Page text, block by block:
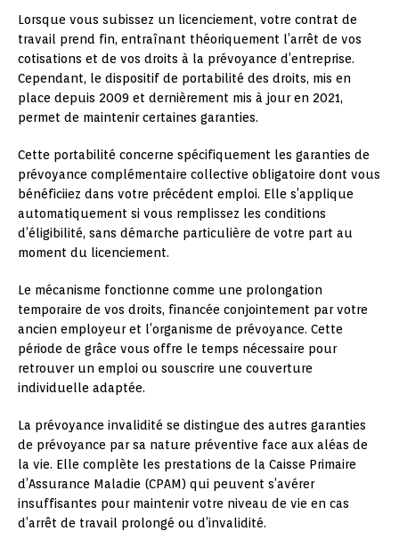
Lorsque vous subissez un licenciement, votre contrat de
travail prend fin, entraînant théoriquement l’arrêt de vos
cotisations et de vos droits à la prévoyance d’entreprise.
Cependant, le dispositif de portabilité des droits, mis en
place depuis 2009 et dernièrement mis à jour en 2021,
permet de maintenir certaines garanties.
Cette portabilité concerne spécifiquement les garanties de
prévoyance complémentaire collective obligatoire dont vous
bénéficiiez dans votre précédent emploi. Elle s’applique
automatiquement si vous remplissez les conditions
d’éligibilité, sans démarche particulière de votre part au
moment du licenciement.
Le mécanisme fonctionne comme une prolongation
temporaire de vos droits, financée conjointement par votre
ancien employeur et l’organisme de prévoyance. Cette
période de grâce vous offre le temps nécessaire pour
retrouver un emploi ou souscrire une couverture
individuelle adaptée.
La prévoyance invalidité se distingue des autres garanties
de prévoyance par sa nature préventive face aux aléas de
la vie. Elle complète les prestations de la Caisse Primaire
d’Assurance Maladie (CPAM) qui peuvent s’avérer
insuffisantes pour maintenir votre niveau de vie en cas
d’arrêt de travail prolongé ou d’invalidité.